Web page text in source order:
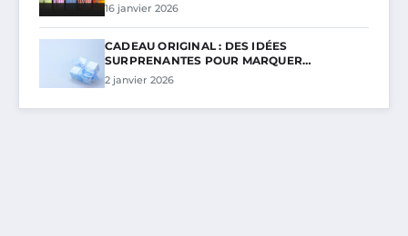
16 janvier 2026
CADEAU ORIGINAL : DES IDÉES
SURPRENANTES POUR MARQUER…
2 janvier 2026